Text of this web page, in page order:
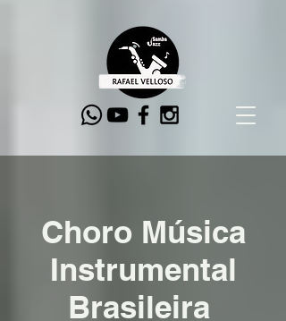
Choro Música
Instrumental
Brasileira